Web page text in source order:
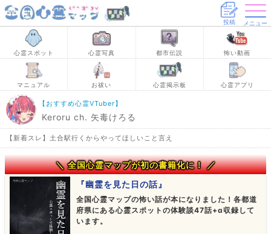
投稿 メニュー
心霊スポット 心霊写真 都市伝説 怖い動画
マニュアル お祓い 心霊掲示板 心霊アプリ
【おすすめ心霊VTuber】
Keroru ch. 矢毒けろる
【新着スレ】土合駅行くからやってほしいこと言え
＼ 全国心霊マップが初の書籍化に！ ／
『幽霊を見た日の話』
全国心霊マップの怖い話が本になりました！各都道
府県にある心霊スポットの体験談47話+α収録して
います。